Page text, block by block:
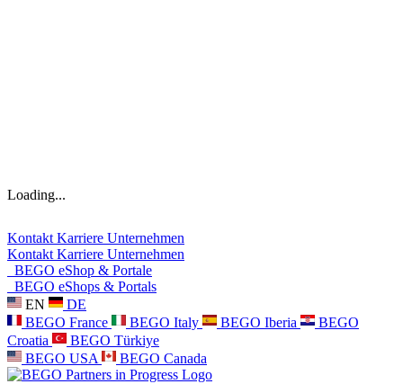
Loading...
Kontakt Karriere Unternehmen
Kontakt Karriere Unternehmen
BEGO eShop & Portale
BEGO eShops & Portals
EN
DE
BEGO France
BEGO Italy BEGO Iberia
BEGO
Croatia
BEGO Türkiye
BEGO USA
BEGO Canada